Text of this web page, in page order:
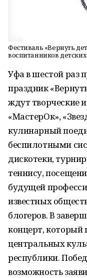
Фестиваль «Вернуть
воспитанников
Уфа в шестой раз
праздник
ждут творческие
«МастерОк»,
кулинарный
беспилотными
дискотеки,
теннису,
будущей
известных
блогеров. В
концерт, который
центральных
республики.
возможность